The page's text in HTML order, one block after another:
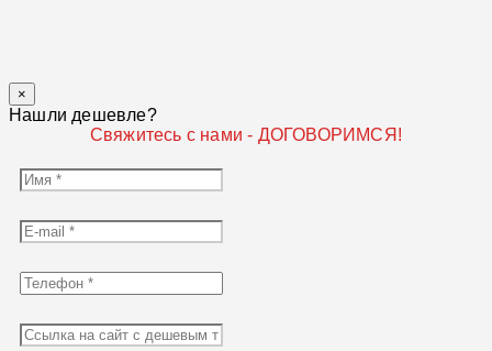
×
Нашли дешевле?
Свяжитесь с нами - ДОГОВОРИМСЯ!